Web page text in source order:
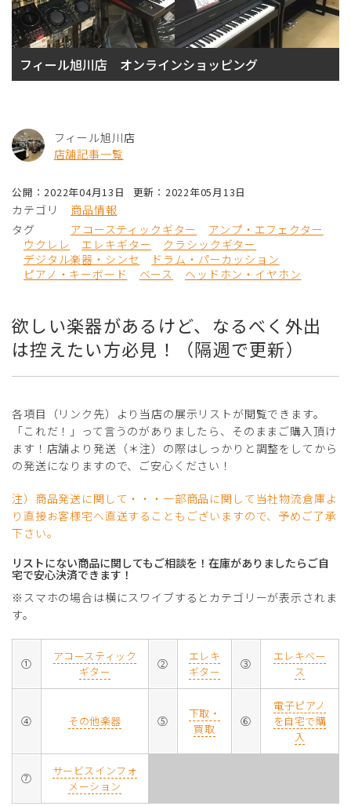
フィール旭川店 オンラインショッピング
フィール旭川店
店舗記事一覧
公開：2022年04月13日 更新：2022年05月13日
カテゴリ
商品情報
タグ
アコースティックギター
アンプ・エフェクター
ウクレレ
エレキギター
クラシックギター
デジタル楽器・シンセ
ドラム・パーカッション
ピアノ・キーボード
ベース ヘッドホン・イヤホン
欲しい楽器があるけど、なるべく外出
は控えたい方必見！（隔週で更新）
各項目（リンク先）より当店の展示リストが閲覧できます。
「これだ！」って言うのがありましたら、そのままご購入頂け
ます！店舗より発送（＊注）の際はしっかりと調整をしてから
の発送になりますので、ご安心ください！
注）商品発送に関して・・・一部商品に関して当社物流倉庫よ
り直接お客様宅へ直送することもございますので、予めご了承
下さい。
リストにない商品に関してもご相談を！在庫がありましたらご自
宅で安心決済できます！
※スマホの場合は横にスワイブするとカテゴリーが表示されま
す。
①
アコースティック
ギター
②
エレキ
ギター
③
エレキベー
ス
④ その他楽器 ⑤
下取・
買取
⑥
電子ピアノ
を自宅で購
入
⑦
サービスインフォ
メーション